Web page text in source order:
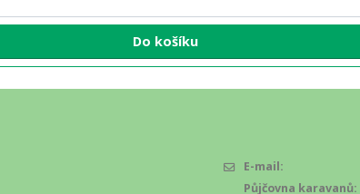
Do košíku
E-mail:
Půjčovna karavanů: